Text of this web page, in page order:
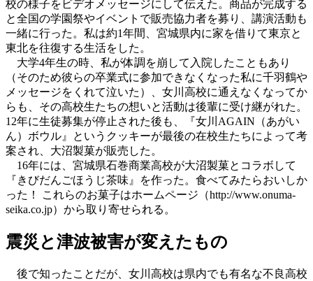
校の様子をビデオメッセージにして伝えた。商品が完成する
と全国の学園祭やイベントで販売協力者を募り、講演活動も
一緒に行った。私は約1年間、宮城県内に家を借りて東京と
東北を往復する生活をした。
大学4年生の時、私が体調を崩して入院したこともあり
（そのため彼らの卒業式に参加できなくなった私に千羽鶴や
メッセージをくれて泣いた）、女川高校に通えなくなってか
らも、その高校生たちの想いと活動は後輩に受け継がれた。
12年に生徒募集が停止された後も、『女川AGAIN（あがい
ん）ボウル』というクッキーが最後の在校生たちによって考
案され、大沼製菓が販売した。
16年には、宮城県石巻商業高校が大沼製菓とコラボして
『きびだんごほうじ茶味』を作った。食べてみたらおいしか
った！ これらのお菓子はホームページ（http://www.onuma-
seika.co.jp）から取り寄せられる。
震災と津波被害が変えたもの
後で知ったことだが、女川高校は県内でも有名な不良高校